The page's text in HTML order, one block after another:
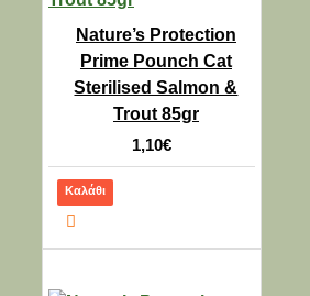
-8 %
Furminator ΓΙΑ
Nature’s Protection
Prime Pounch Cat
Sterilised Salmon &
Trout 85gr
1,10€
Καλάθι